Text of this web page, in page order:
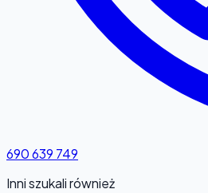
690 639 749
Inni szukali również